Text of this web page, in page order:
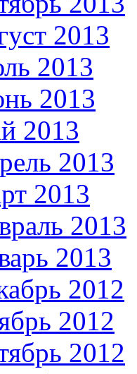
2013
2013
2013
2013
2013
2013
2013
2013
2012
2012
2012